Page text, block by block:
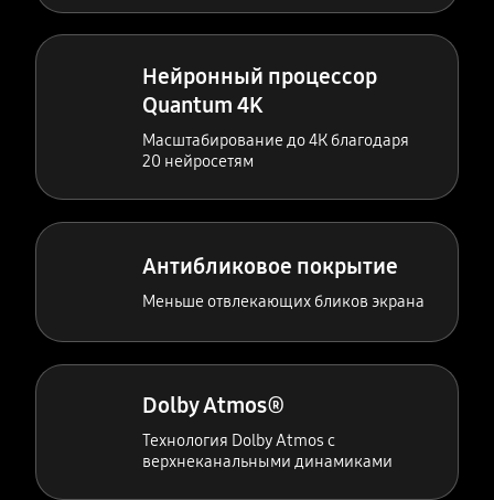
Нейронный процессор
Quantum 4K
Масштабирование до 4К благодаря
20 нейросетям
Антибликовое покрытие
Меньше отвлекающих бликов экрана
Dolby Atmos®
Технология Dolby Atmos с
верхнеканальными динамиками